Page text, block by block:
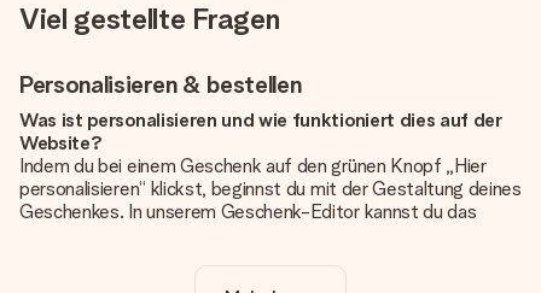
Viel gestellte Fragen
Personalisieren & bestellen
Was ist personalisieren und wie funktioniert dies auf der
Website?
Indem du bei einem Geschenk auf den grünen Knopf „Hier
personalisieren“ klickst, beginnst du mit der Gestaltung deines
Geschenkes. In unserem Geschenk-Editor kannst du das
noch eines unserer angebotenen Designs, um deinem